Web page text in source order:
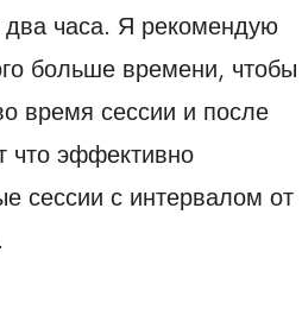
часа. Я рекомендую
больше времени, чтобы
время сессии и после
что эффективно
сессии с интервалом от